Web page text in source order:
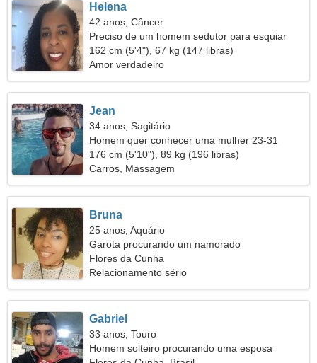
Helena
42 anos, Câncer
Preciso de um homem sedutor para esquiar
juntos
162 cm (5'4"), 67 kg (147 libras)
Amor verdadeiro
Jean
34 anos, Sagitário
Homem quer conhecer uma mulher 23-31
176 cm (5'10"), 89 kg (196 libras)
Carros, Massagem
Bruna
25 anos, Aquário
Garota procurando um namorado
Flores da Cunha
Relacionamento sério
Gabriel
33 anos, Touro
Homem solteiro procurando uma esposa